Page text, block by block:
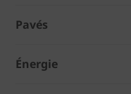
Pavés
Énergie